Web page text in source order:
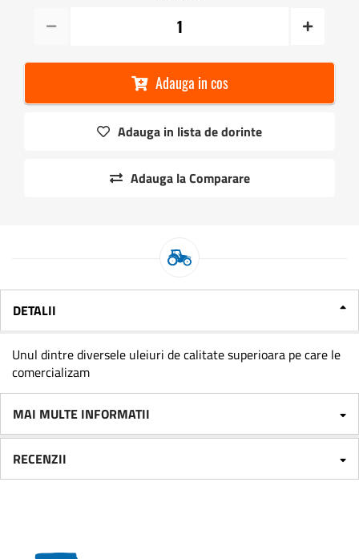
Adauga in cos
Adauga in lista de dorinte
Adauga la Comparare
DETALII
Unul dintre diversele uleiuri de calitate superioara pe care le
comercializam
MAI MULTE INFORMATII
RECENZII